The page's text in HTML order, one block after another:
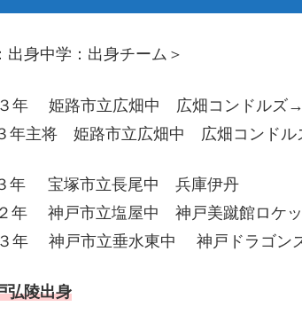
出身中学：出身チーム＞
姫路市立広畑中 広畑コンドルズ→
姫路市立広畑中 広畑コンドル
塚市立長尾中 兵庫伊丹
戸市立塩屋中 神戸美蹴館ロケッ
神戸市立垂水東中 神戸ドラゴン
陵出身